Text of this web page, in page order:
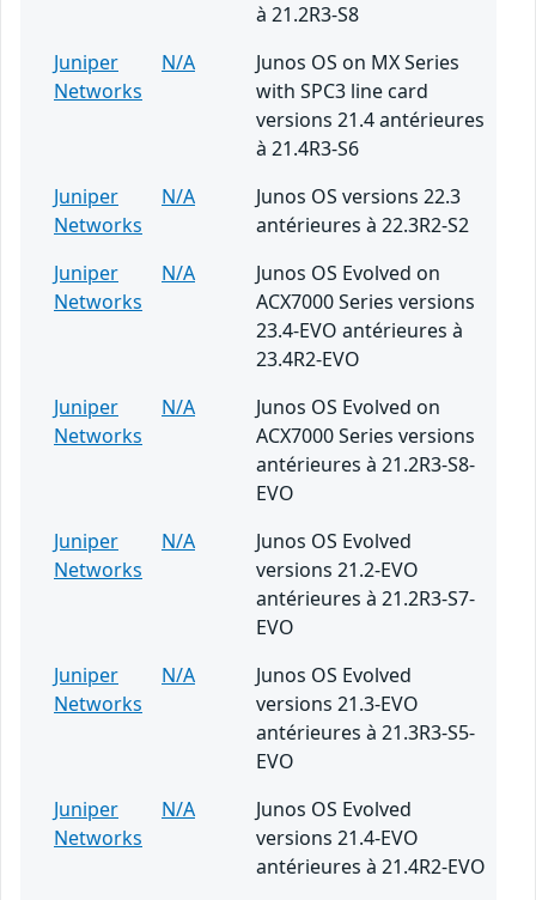
à 21.2R3-S8
Juniper
Networks
N/A
Junos OS on MX Series
with SPC3 line card
versions 21.4 antérieures
à 21.4R3-S6
Juniper
Networks
N/A
Junos OS versions 22.3
antérieures à 22.3R2-S2
Juniper
Networks
N/A
Junos OS Evolved on
ACX7000 Series versions
23.4-EVO antérieures à
23.4R2-EVO
Juniper
Networks
N/A
Junos OS Evolved on
ACX7000 Series versions
antérieures à 21.2R3-S8-
EVO
Juniper
Networks
N/A
Junos OS Evolved
versions 21.2-EVO
antérieures à 21.2R3-S7-
EVO
Juniper
Networks
N/A
Junos OS Evolved
versions 21.3-EVO
antérieures à 21.3R3-S5-
EVO
Juniper
Networks
N/A
Junos OS Evolved
versions 21.4-EVO
antérieures à 21.4R2-EVO